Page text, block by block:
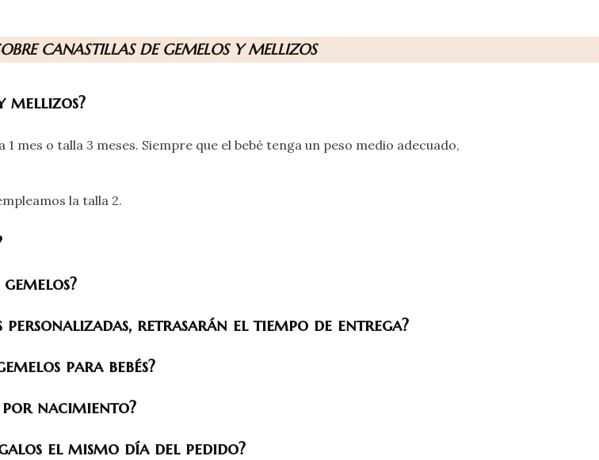
CANASTILLAS DE GEMELOS Y MELLIZOS
mellizos?
o talla 3 meses. Siempre que el bebé tenga un peso medio adecuado,
la talla 2.
retrasarán el tiempo de entrega?
para bebés?
nacimiento?
el mismo día del pedido?